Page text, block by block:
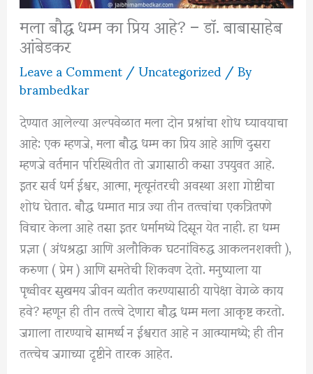
मला बौद्ध धम्म का प्रिय आहे? – डॉ. बाबासाहेब
आंबेडकर
Leave a Comment/Uncategorized/ By
brambedkar
देण्यात आलेल्या अल्पवेळात मला दोन प्रश्नांचा शोध घ्यावयाचा
आहे: एक म्हणजे, मला बौद्ध धम्म का प्रिय आहे आणि दुसरा
म्हणजे वर्तमान परिस्थितीत तो जगासाठी कसा उपयुवत आहे.
इतर सर्व धर्म ईश्वर, आत्मा, मृत्यूनंतरची अवस्था अशा गोष्टींचा
शोध घेतात. बौद्ध धम्मात मात्र ज्या तीन तत्त्वांचा एकत्रितपणे
विचार केला आहे तसा इतर धर्मामध्ये दिसून येत नाही. हा धम्म
प्रज्ञा ( अंधश्रद्धा आणि अलौकिक घटनांविरुद्ध आकलनशक्ती ),
करुणा ( प्रेम ) आणि समतेची शिकवण देतो. मनुष्याला या
पृथ्वीवर सुखमय जीवन व्यतीत करण्यासाठी यापेक्षा वेगळे काय
हवे? म्हणून ही तीन तत्त्वे देणारा बौद्ध धम्म मला आकृष्ट करतो.
जगाला तारण्याचे सामर्थ्य न ईश्वरात आहे न आत्म्यामध्ये; ही तीन
तत्त्चेच जगाच्या दृष्टीने तारक आहेत.